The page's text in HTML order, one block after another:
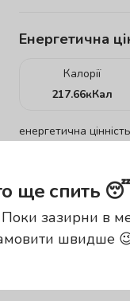
Енергетична
Калорії
217.66кКал
енергетична
ще спить
зазирни в
швидше